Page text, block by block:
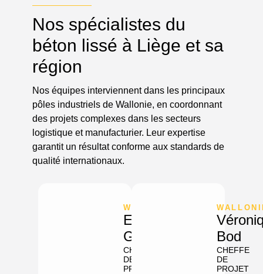
Nos spécialistes du
béton lissé à Liège et sa
région
Nos équipes interviennent dans les principaux
pôles industriels de Wallonie, en coordonnant
des projets complexes dans les secteurs
logistique et manufacturier. Leur expertise
garantit un résultat conforme aux standards de
qualité internationaux.
WALLONIE
Ernesto
Gaitán
CHEF
DE
PROJET
Bod
CHEFFE
DE
PROJET